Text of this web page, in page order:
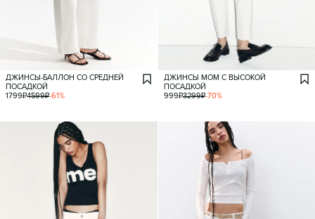
ДЖИНСЫ-БАЛЛОН СО СРЕДНЕЙ
ПОСАДКОЙ
1799₽4599₽-61%
ДЖИНСЫ МОМ С ВЫСОКОЙ
ПОСАДКОЙ
999₽3299₽-70%